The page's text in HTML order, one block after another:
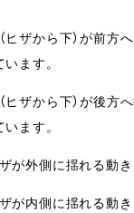
ヒザから下）が前方
ます。
ヒザから下）が後方
ます。
が外側に揺れる動き
が内側に揺れる動き